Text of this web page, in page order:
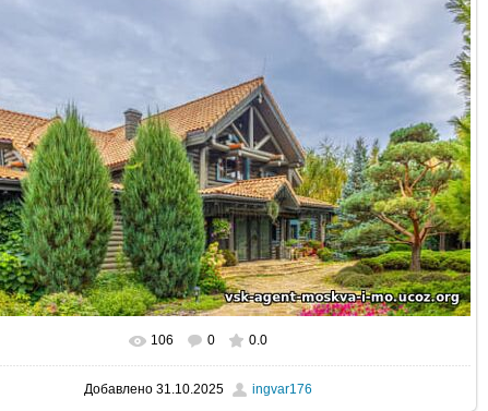
В реальном размере 520x346
106 0 0.0
Добавлено31.10.2025 ingvar176